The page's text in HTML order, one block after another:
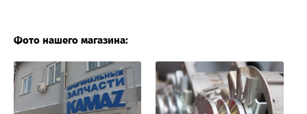
Фото нашего магазина: